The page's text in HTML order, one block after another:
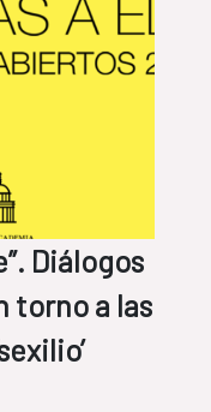
Diálogos
torno a las